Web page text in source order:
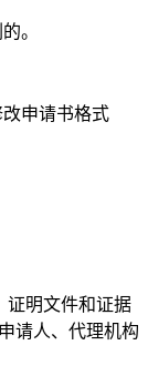
。
申请书格式
明文件和证据
请人、代理机构